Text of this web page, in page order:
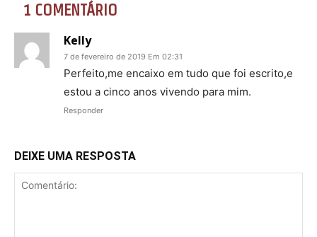
1 COMENTÁRIO
Kelly
7 de fevereiro de 2019 Em 02:31
Perfeito,me encaixo em tudo que foi escrito,e
estou a cinco anos vivendo para mim.
Responder
DEIXE UMA RESPOSTA